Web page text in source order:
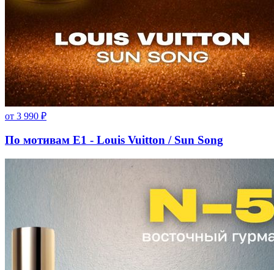
от 3 990 ₽
По мотивам E1 - Louis Vuitton / Sun Song